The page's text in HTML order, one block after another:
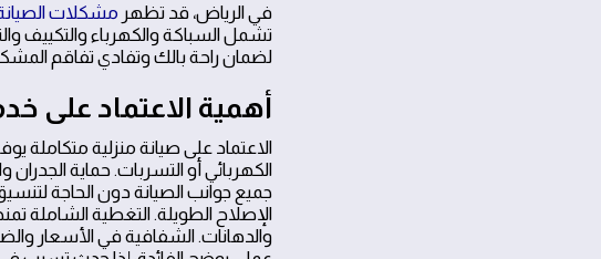
في الرياض، قد تظهر مشكلات
تشمل السباكة والكهرباء والتكييف
لضمان راحة بالك وتفادي تفاقم
أهمية الاعتماد على خدمة متكاملة 24/7
الاعتماد على صيانة منزلية متكاملة
الكهربائي أو التسربات. حماية
جميع جوانب الصيانة دون الحاجة
الإصلاح الطويلة. التغطية الشاملة
والدهانات. الشفافية في الأسعار